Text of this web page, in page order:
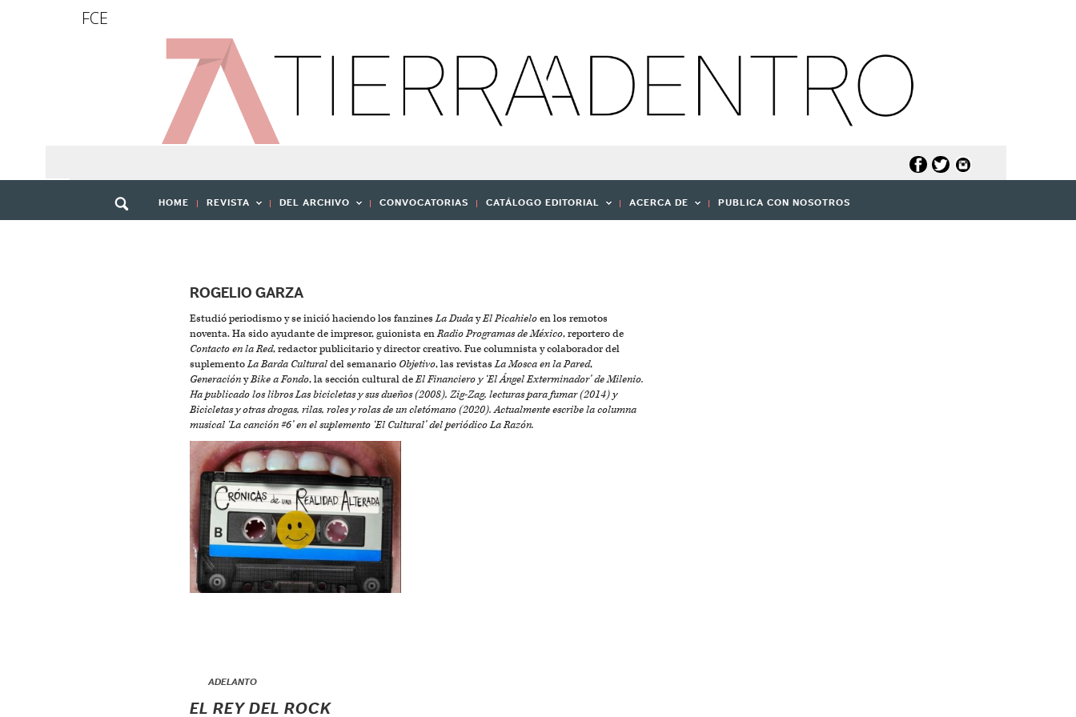
FCE
HOME REVISTA DEL ARCHIVO CONVOCATORIAS CATÁLOGO EDITORIAL ACERCA DE PUBLICA CON NOSOTROS
ROGELIO GARZA
Estudió periodismo y se inició haciendo los fanzinesLa DudayEl Picahieloen los remotos
noventa. Ha sido ayudante de impresor, guionista enRadio Programas de México, reportero de
Contacto en la Red, redactor publicitario y director creativo. Fue columnista y colaborador del
suplementoLa Barda Culturaldel semanario Objetivo, las revistasLa Mosca en la Pared,
GeneraciónyBike a Fondo, la sección cultural deEl Financiero y ‘El Ángel Exterminador’ deMilenio.
Ha publicado los librosLas bicicletas y sus dueños(2008), Zig-Zag, lecturas para fumar(2014) y
Bicicletas y otras drogas, rilas, roles y rolas de un cletómano(2020). Actualmente escribe la columna
musical ‘La canción #6’ en el suplemento ‘El Cultural’ del periódicoLa Razón.
ADELANTO
EL REY DEL ROCK